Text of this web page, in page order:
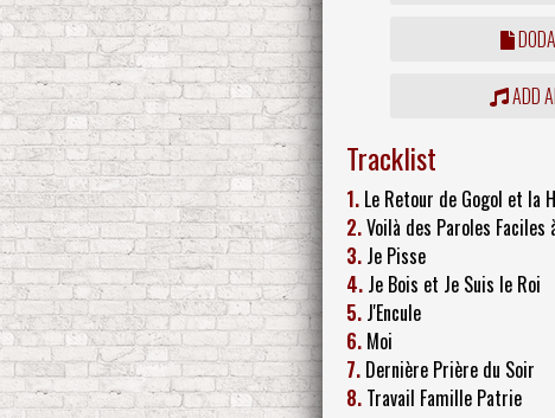
ADD
Tracklist
1. Le Retour de Gogol et la
2.Voilà des Paroles Faciles
3. Je Pisse
4. Je Bois et Je Suis le Roi
5. J'Encule
6. Moi
7. Dernière Prière du Soir
8. Travail Famille Patrie